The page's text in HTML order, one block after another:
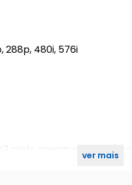
480i, 576i
pode operar em rgb ou
ver mais